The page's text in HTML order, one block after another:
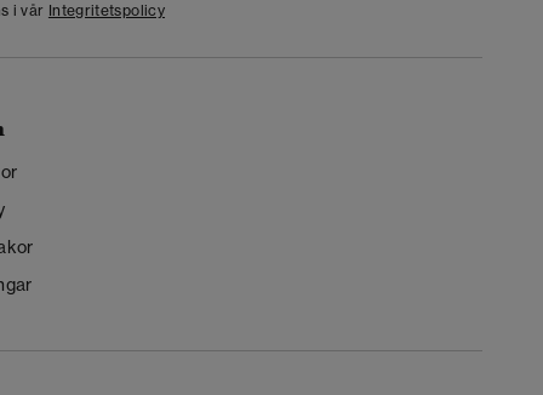
i vår Integritetspolicy